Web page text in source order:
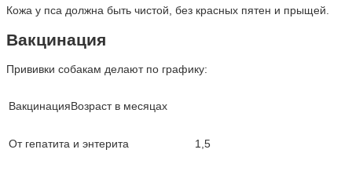
Кожа у пса должна быть чистой, без красных пятен и прыщей.
Вакцинация
Прививки собакам делают по графику:
ВакцинацияВозраст в месяцах
От гепатита и энтерита 1,5